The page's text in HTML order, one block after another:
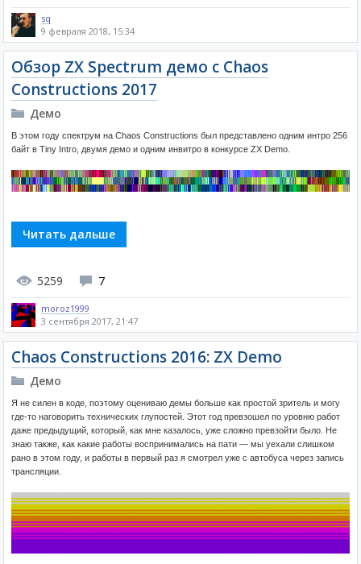
sq
9 февраля 2018, 15:34
Обзор ZX Spectrum демо с Chaos
Constructions 2017
Демо
В этом году спектрум на Chaos Constructions был представлено одним интро 256
байт в Tiny Intro, двумя демо и одним инвитро в конкурсе ZX Demo.
Читать дальше
5259 7
moroz1999
3 сентября 2017, 21:47
Chaos Constructions 2016: ZX Demo
Демо
Я не силен в коде, поэтому оцениваю демы больше как простой зритель и могу
где-то наговорить технических глупостей. Этот год превзошел по уровню работ
даже предыдущий, который, как мне казалось, уже сложно превзойти было. Не
знаю также, как какие работы воспринимались на пати — мы уехали слишком
рано в этом году, и работы в первый раз я смотрел уже с автобуса через запись
трансляции.